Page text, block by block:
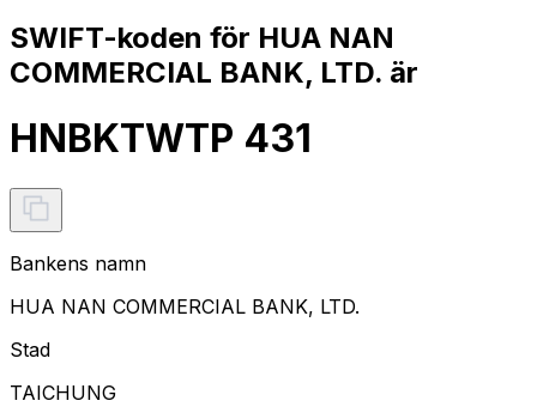
SWIFT-koden för HUA NAN
COMMERCIAL BANK, LTD. är
HNBKTWTP 431
Bankens namn
HUA NAN COMMERCIAL BANK, LTD.
Stad
TAICHUNG